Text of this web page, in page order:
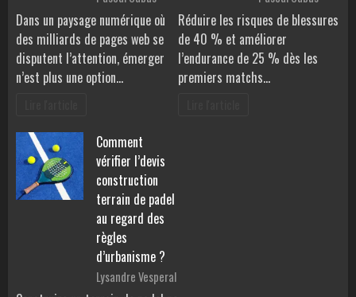
Dans un paysage numérique où
des milliards de pages web se
disputent l’attention, émerger
n’est plus une option…
Réduire les risques de blessures
de 40 % et améliorer
l’endurance de 25 % dès les
premiers matchs…
Comment
vérifier l’devis
construction
terrain de padel
au regard des
règles
d’urbanisme ?
Lysandre Vesperal